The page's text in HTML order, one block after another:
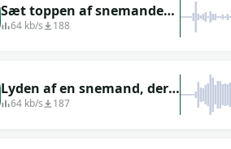
Sæt toppen af snemanden i
midten
64 kb/s 188
Lyden af en snemand, der
bliver slået
64 kb/s 187